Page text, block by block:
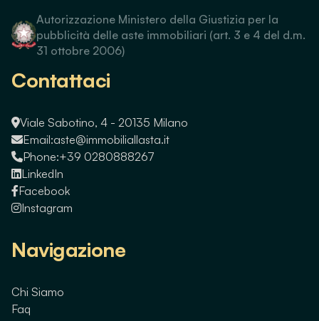
Autorizzazione Ministero della Giustizia per la
pubblicità delle aste immobiliari (art. 3 e 4 del d.m.
31 ottobre 2006)
Contattaci
Viale Sabotino, 4 - 20135 Milano
Email:aste@immobiliallasta.it
Phone:+39 0280888267
LinkedIn
Facebook
Instagram
Navigazione
Chi Siamo
Faq